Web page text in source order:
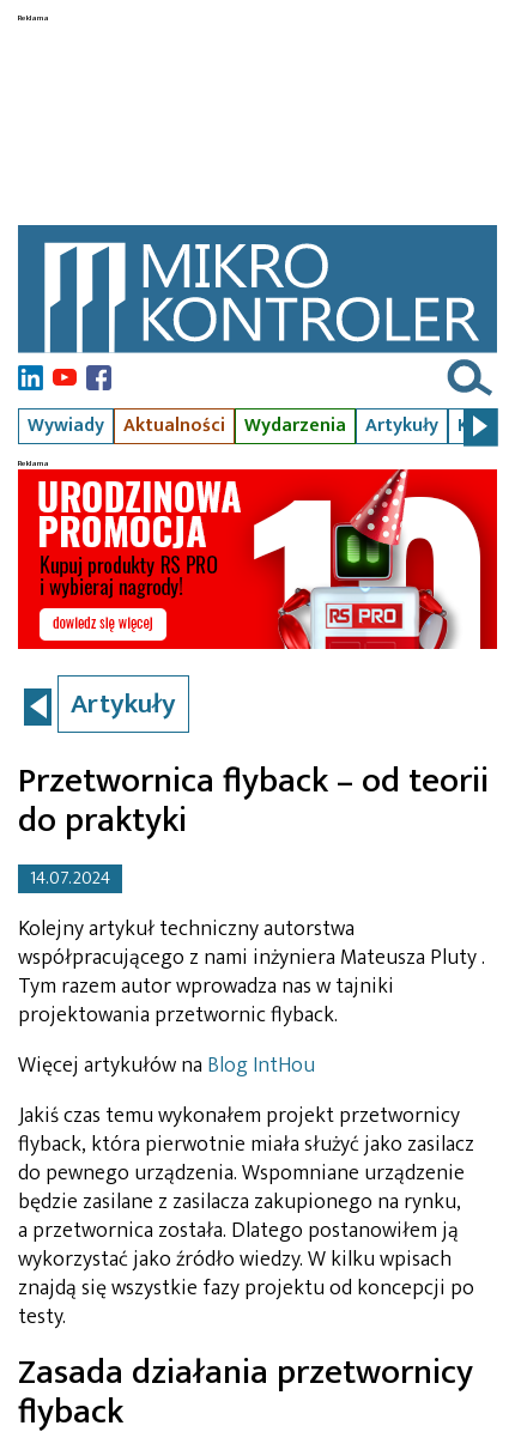
Wywiady Aktualności Wydarzenia Artykuły Kursy
Artykuły
Przetwornica flyback – od teorii
do praktyki
14.07.2024
Kolejny artykuł techniczny autorstwa
współpracującego z nami inżyniera Mateusza Pluty .
Tym razem autor wprowadza nas w tajniki
projektowania przetwornic flyback.
Więcej artykułów na Blog IntHou
Jakiś czas temu wykonałem projekt przetwornicy
flyback, która pierwotnie miała służyć jako zasilacz
do pewnego urządzenia. Wspomniane urządzenie
będzie zasilane z zasilacza zakupionego na rynku,
a przetwornica została. Dlatego postanowiłem ją
wykorzystać jako źródło wiedzy. W kilku wpisach
znajdą się wszystkie fazy projektu od koncepcji po
testy.
Zasada działania przetwornicy
flyback